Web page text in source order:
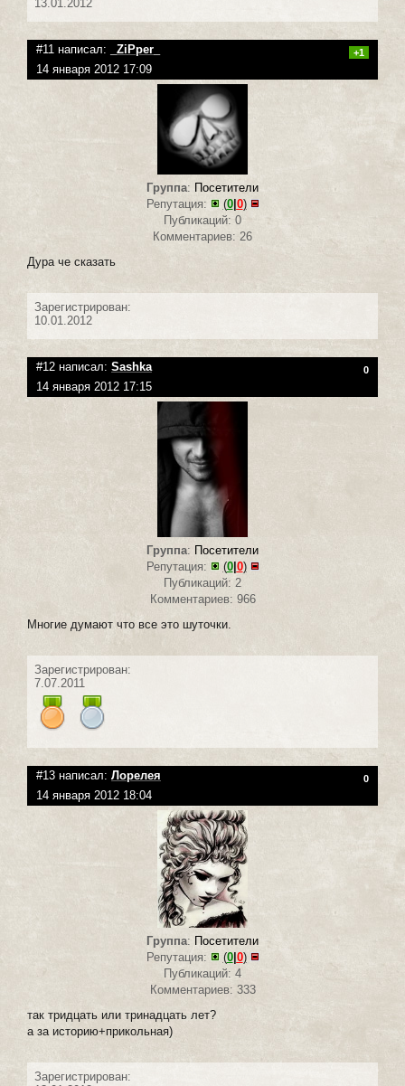
13.01.2012
#11 написал: _ZiPper_ +1
14 января 2012 17:09
Группа: Посетители
Репутация:
(0| 0)
Публикаций: 0
Комментариев: 26
Дура че сказать
Зарегистрирован:
10.01.2012
#12 написал: Sashka 0
14 января 2012 17:15
Группа: Посетители
Репутация:
(0| 0)
Публикаций: 2
Комментариев: 966
Многие думают что все это шуточки.
Зарегистрирован:
7.07.2011
#13 написал: Лорелея 0
14 января 2012 18:04
Группа: Посетители
Репутация:
(0| 0)
Публикаций: 4
Комментариев: 333
так тридцать или тринадцать лет?
а за историю+прикольная)
Зарегистрирован: